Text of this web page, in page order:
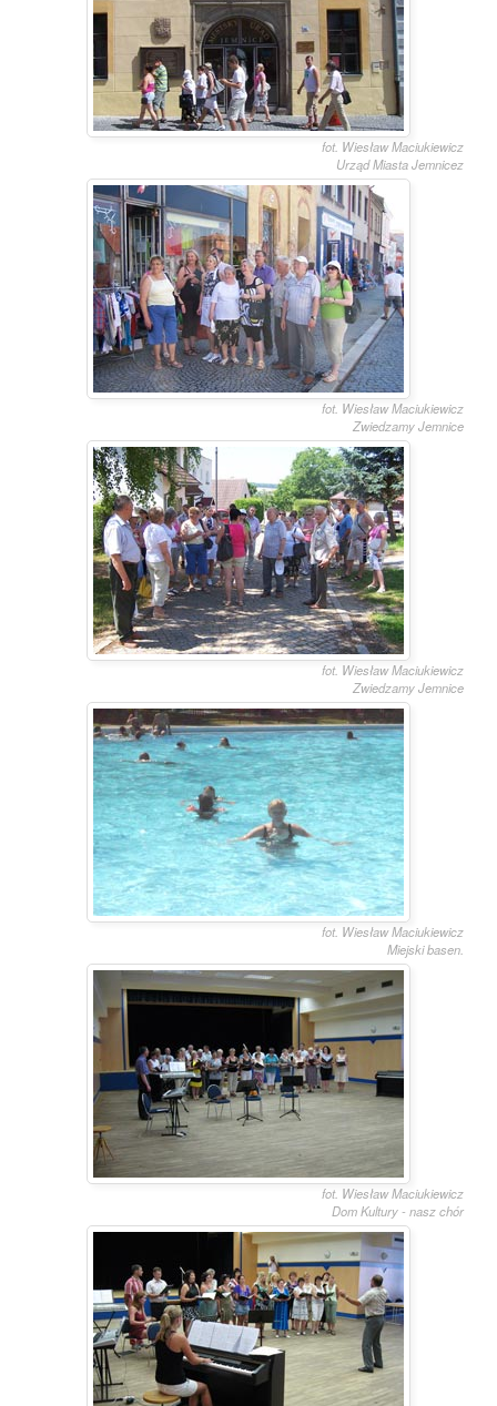
fot. Wiesław Maciukiewicz
Urząd Miasta Jemnicez
fot. Wiesław Maciukiewicz
Zwiedzamy Jemnice
fot. Wiesław Maciukiewicz
Zwiedzamy Jemnice
fot. Wiesław Maciukiewicz
Miejski basen.
fot. Wiesław Maciukiewicz
Dom Kultury - nasz chór